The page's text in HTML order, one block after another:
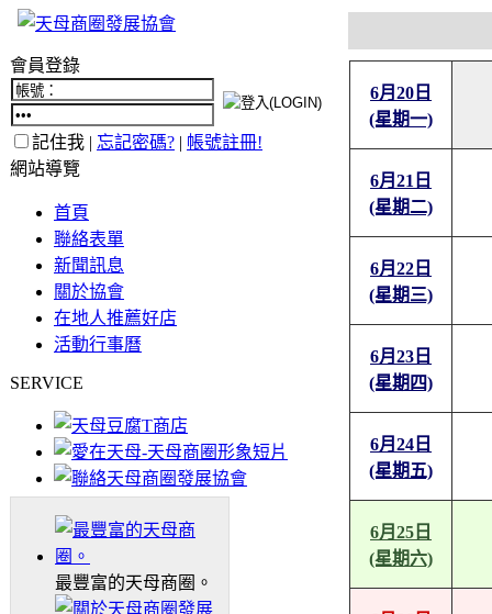
會員登錄
記住我 | 忘記密碼? | 帳號註冊!
網站導覽
首頁
聯絡表單
新聞訊息
關於協會
在地人推薦好店
活動行事曆
SERVICE
最豐富的天母商圈。
6月20日
(星期一)
6月21日
(星期二)
6月22日
(星期三)
6月23日
(星期四)
6月24日
(星期五)
6月25日
(星期六)